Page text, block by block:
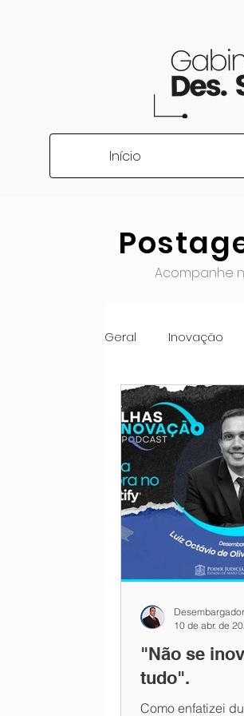
Início
Acompanhe
Geral Inovação
Capacitação
"Não se
tudo".
Como enfatizei
10 de abr. de